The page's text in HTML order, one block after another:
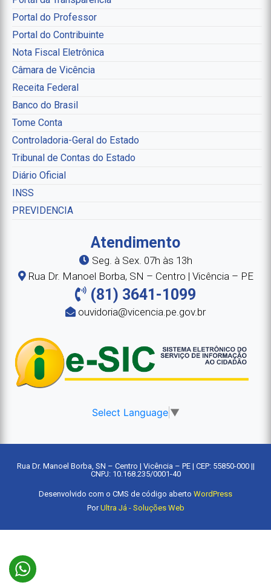
Portal do Professor
Portal do Contribuinte
Nota Fiscal Eletrônica
Câmara de Vicência
Receita Federal
Banco do Brasil
Tome Conta
Controladoria-Geral do Estado
Tribunal de Contas do Estado
Diário Oficial
INSS
PREVIDENCIA
Atendimento
Seg. à Sex. 07h às 13h
Rua Dr. Manoel Borba, SN – Centro | Vicência – PE
(81) 3641-1099
ouvidoria@vicencia.pe.gov.br
Select Language ▼
Rua Dr. Manoel Borba, SN – Centro | Vicência – PE | CEP: 55850-000 ||
CNPJ: 10.168.235/0001-40
Desenvolvido com o CMS de código aberto WordPress
PorUltra Já - Soluções Web